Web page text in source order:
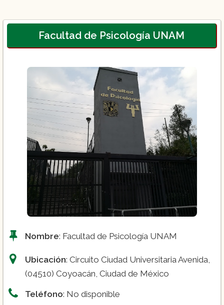
Facultad de Psicología UNAM
Nombre: Facultad de Psicología UNAM
Ubicación: Circuito Ciudad Universitaria Avenida,
(04510) Coyoacán, Ciudad de México
Teléfono: No disponible